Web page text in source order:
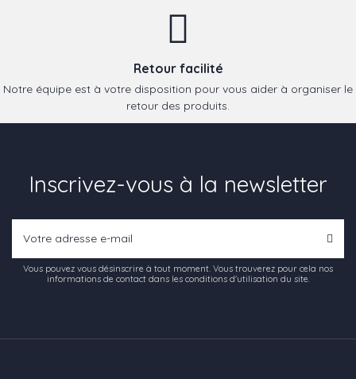
Retour facilité
Notre équipe est à votre disposition pour vous aider à organiser le
retour des produits.
Inscrivez-vous à la newsletter
Vous pouvez vous désinscrire à tout moment. Vous trouverez pour cela nos
informations de contact dans les conditions d'utilisation du site.